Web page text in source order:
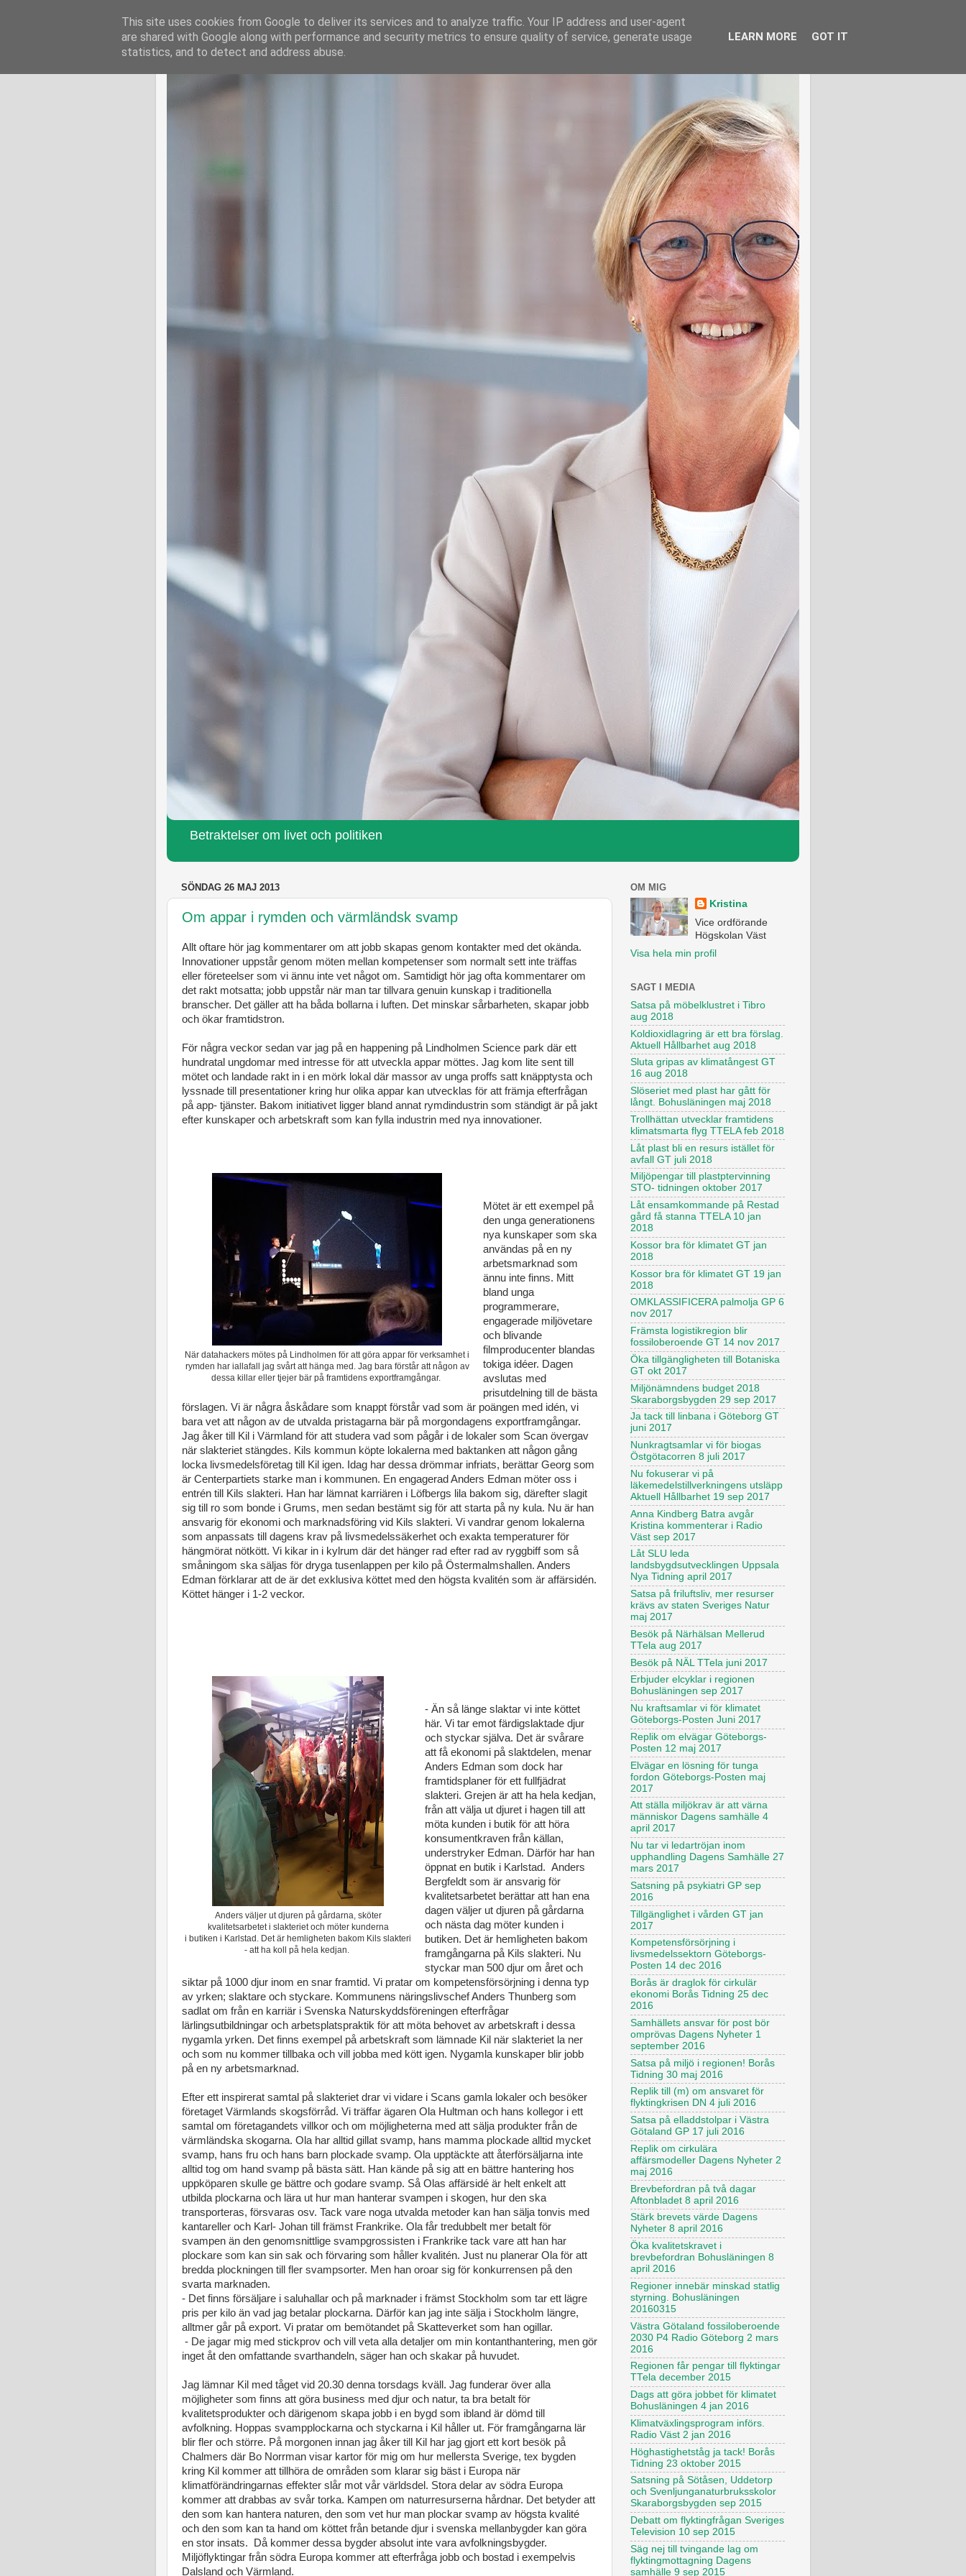
Betraktelser om livet och politiken
SÖNDAG 26 MAJ 2013
Om appar i rymden och värmländsk svamp
Allt oftare hör jag kommentarer om att jobb skapas genom kontakter med det okända.
Innovationer uppstår genom möten mellan kompetenser som normalt sett inte träffas
eller företeelser som vi ännu inte vet något om. Samtidigt hör jag ofta kommentarer om
det rakt motsatta; jobb uppstår när man tar tillvara genuin kunskap i traditionella
branscher. Det gäller att ha båda bollarna i luften. Det minskar sårbarheten, skapar jobb
och ökar framtidstron.
För några veckor sedan var jag på en happening på Lindholmen Science park där ett
hundratal ungdomar med intresse för att utveckla appar möttes. Jag kom lite sent till
mötet och landade rakt in i en mörk lokal där massor av unga proffs satt knäpptysta och
lyssnade till presentationer kring hur olika appar kan utvecklas för att främja efterfrågan
på app- tjänster. Bakom initiativet ligger bland annat rymdindustrin som ständigt är på jakt
efter kunskaper och arbetskraft som kan fylla industrin med nya innovationer.
När datahackers mötes på Lindholmen för att göra appar för verksamhet i
rymden har iallafall jag svårt att hänga med. Jag bara förstår att någon av
dessa killar eller tjejer bär på framtidens exportframgångar.
Mötet är ett exempel på
den unga generationens
nya kunskaper som ska
användas på en ny
arbetsmarknad som
ännu inte finns. Mitt
bland unga
programmerare,
engagerade miljövetare
och blivande
filmproducenter blandas
tokiga idéer. Dagen
avslutas med
prisutdelning till de bästa
förslagen. Vi är några åskådare som knappt förstår vad som är poängen med idén, vi
bara vet att någon av de utvalda pristagarna bär på morgondagens exportframgångar.
Jag åker till Kil i Värmland för att studera vad som pågår i de lokaler som Scan övergav
när slakteriet stängdes. Kils kommun köpte lokalerna med baktanken att någon gång
locka livsmedelsföretag till Kil igen. Idag har dessa drömmar infriats, berättar Georg som
är Centerpartiets starke man i kommunen. En engagerad Anders Edman möter oss i
entrén till Kils slakteri. Han har lämnat karriären i Löfbergs lila bakom sig, därefter slagit
sig till ro som bonde i Grums, men sedan bestämt sig för att starta på ny kula. Nu är han
ansvarig för ekonomi och marknadsföring vid Kils slakteri. Vi vandrar genom lokalerna
som anpassats till dagens krav på livsmedelssäkerhet och exakta temperaturer för
hängmörat nötkött. Vi kikar in i kylrum där det hänger rad efter rad av ryggbiff som så
småningom ska säljas för dryga tusenlappen per kilo på Östermalmshallen. Anders
Edman förklarar att de är det exklusiva köttet med den högsta kvalitén som är affärsidén.
Köttet hänger i 1-2 veckor.
Anders väljer ut djuren på gårdarna, sköter
kvalitetsarbetet i slakteriet och möter kunderna
i butiken i Karlstad. Det är hemligheten bakom Kils slakteri
- att ha koll på hela kedjan.
- Än så länge slaktar vi inte köttet
här. Vi tar emot färdigslaktade djur
och styckar själva. Det är svårare
att få ekonomi på slaktdelen, menar
Anders Edman som dock har
framtidsplaner för ett fullfjädrat
slakteri. Grejen är att ha hela kedjan,
från att välja ut djuret i hagen till att
möta kunden i butik för att höra
konsumentkraven från källan,
understryker Edman. Därför har han
öppnat en butik i Karlstad. Anders
Bergfeldt som är ansvarig för
kvalitetsarbetet berättar att han ena
dagen väljer ut djuren på gårdarna
och nästa dag möter kunden i
butiken. Det är hemligheten bakom
framgångarna på Kils slakteri. Nu
styckar man 500 djur om året och
siktar på 1000 djur inom en snar framtid. Vi pratar om kompetensförsörjning i denna typ
av yrken; slaktare och styckare. Kommunens näringslivschef Anders Thunberg som
sadlat om från en karriär i Svenska Naturskyddsföreningen efterfrågar
lärlingsutbildningar och arbetsplatspraktik för att möta behovet av arbetskraft i dessa
nygamla yrken. Det finns exempel på arbetskraft som lämnade Kil när slakteriet la ner
och som nu kommer tillbaka och vill jobba med kött igen. Nygamla kunskaper blir jobb
på en ny arbetsmarknad.
Efter ett inspirerat samtal på slakteriet drar vi vidare i Scans gamla lokaler och besöker
företaget Värmlands skogsförråd. Vi träffar ägaren Ola Hultman och hans kollegor i ett
samtal om företagandets villkor och om möjligheterna med att sälja produkter från de
värmländska skogarna. Ola har alltid gillat svamp, hans mamma plockade alltid mycket
svamp, hans fru och hans barn plockade svamp. Ola upptäckte att återförsäljarna inte
alltid tog om hand svamp på bästa sätt. Han kände på sig att en bättre hantering hos
uppköparen skulle ge bättre och godare svamp. Så Olas affärsidé är helt enkelt att
utbilda plockarna och lära ut hur man hanterar svampen i skogen, hur den ska
transporteras, försvaras osv. Tack vare noga utvalda metoder kan han sälja tonvis med
kantareller och Karl- Johan till främst Frankrike. Ola får tredubbelt mer betalt för
svampen än den genomsnittlige svampgrossisten i Frankrike tack vare att han har
plockare som kan sin sak och förvaring som håller kvalitén. Just nu planerar Ola för att
bredda plockningen till fler svampsorter. Men han oroar sig för konkurrensen på den
svarta marknaden.
- Det finns försäljare i saluhallar och på marknader i främst Stockholm som tar ett lägre
pris per kilo än vad jag betalar plockarna. Därför kan jag inte sälja i Stockholm längre,
alltmer går på export. Vi pratar om bemötandet på Skatteverket som han ogillar.
- De jagar mig med stickprov och vill veta alla detaljer om min kontanthantering, men gör
inget åt den omfattande svarthandeln, säger han och skakar på huvudet.
Jag lämnar Kil med tåget vid 20.30 denna torsdags kväll. Jag funderar över alla
möjligheter som finns att göra business med djur och natur, ta bra betalt för
kvalitetsprodukter och därigenom skapa jobb i en bygd som ibland är dömd till
avfolkning. Hoppas svampplockarna och styckarna i Kil håller ut. För framgångarna lär
blir fler och större. På morgonen innan jag åker till Kil har jag gjort ett kort besök på
Chalmers där Bo Norrman visar kartor för mig om hur mellersta Sverige, tex bygden
kring Kil kommer att tillhöra de områden som klarar sig bäst i Europa när
klimatförändringarnas effekter slår mot vår världsdel. Stora delar av södra Europa
kommer att drabbas av svår torka. Kampen om naturresurserna hårdnar. Det betyder att
den som kan hantera naturen, den som vet hur man plockar svamp av högsta kvalité
och den som kan ta hand om köttet från betande djur i svenska mellanbygder kan göra
en stor insats. Då kommer dessa bygder absolut inte vara avfolkningsbygder.
Miljöflyktingar från södra Europa kommer att efterfråga jobb och bostad i exempelvis
Dalsland och Värmland.
OM MIG
Kristina
Vice ordförande
Högskolan Väst
Visa hela min profil
SAGT I MEDIA
Satsa på möbelklustret i Tibro
aug 2018
Koldioxidlagring är ett bra förslag.
Aktuell Hållbarhet aug 2018
Sluta gripas av klimatångest GT
16 aug 2018
Slöseriet med plast har gått för
långt. Bohusläningen maj 2018
Trollhättan utvecklar framtidens
klimatsmarta flyg TTELA feb 2018
Låt plast bli en resurs istället för
avfall GT juli 2018
Miljöpengar till plastptervinning
STO- tidningen oktober 2017
Låt ensamkommande på Restad
gård få stanna TTELA 10 jan
2018
Kossor bra för klimatet GT jan
2018
Kossor bra för klimatet GT 19 jan
2018
OMKLASSIFICERA palmolja GP 6
nov 2017
Främsta logistikregion blir
fossiloberoende GT 14 nov 2017
Öka tillgängligheten till Botaniska
GT okt 2017
Miljönämndens budget 2018
Skaraborgsbygden 29 sep 2017
Ja tack till linbana i Göteborg GT
juni 2017
Nunkragtsamlar vi för biogas
Östgötacorren 8 juli 2017
Nu fokuserar vi på
läkemedelstillverkningens utsläpp
Aktuell Hållbarhet 19 sep 2017
Anna Kindberg Batra avgår
Kristina kommenterar i Radio
Väst sep 2017
Låt SLU leda
landsbygdsutvecklingen Uppsala
Nya Tidning april 2017
Satsa på friluftsliv, mer resurser
krävs av staten Sveriges Natur
maj 2017
Besök på Närhälsan Mellerud
TTela aug 2017
Besök på NÄL TTela juni 2017
Erbjuder elcyklar i regionen
Bohusläningen sep 2017
Nu kraftsamlar vi för klimatet
Göteborgs-Posten Juni 2017
Replik om elvägar Göteborgs-
Posten 12 maj 2017
Elvägar en lösning för tunga
fordon Göteborgs-Posten maj
2017
Att ställa miljökrav är att värna
människor Dagens samhälle 4
april 2017
Nu tar vi ledartröjan inom
upphandling Dagens Samhälle 27
mars 2017
Satsning på psykiatri GP sep
2016
Tillgänglighet i vården GT jan
2017
Kompetensförsörjning i
livsmedelssektorn Göteborgs-
Posten 14 dec 2016
Borås är draglok för cirkulär
ekonomi Borås Tidning 25 dec
2016
Samhällets ansvar för post bör
omprövas Dagens Nyheter 1
september 2016
Satsa på miljö i regionen! Borås
Tidning 30 maj 2016
Replik till (m) om ansvaret för
flyktingkrisen DN 4 juli 2016
Satsa på elladdstolpar i Västra
Götaland GP 17 juli 2016
Replik om cirkulära
affärsmodeller Dagens Nyheter 2
maj 2016
Brevbefordran på två dagar
Aftonbladet 8 april 2016
Stärk brevets värde Dagens
Nyheter 8 april 2016
Öka kvalitetskravet i
brevbefordran Bohusläningen 8
april 2016
Regioner innebär minskad statlig
styrning. Bohusläningen
20160315
Västra Götaland fossiloberoende
2030 P4 Radio Göteborg 2 mars
2016
Regionen får pengar till flyktingar
TTela december 2015
Dags att göra jobbet för klimatet
Bohusläningen 4 jan 2016
Klimatväxlingsprogram införs.
Radio Väst 2 jan 2016
Höghastighetståg ja tack! Borås
Tidning 23 oktober 2015
Satsning på Sötåsen, Uddetorp
och Svenljunganaturbruksskolor
Skaraborgsbygden sep 2015
Debatt om flyktingfrågan Sveriges
Television 10 sep 2015
Säg nej till tvingande lag om
flyktingmottagning Dagens
samhälle 9 sep 2015
This site uses cookies from Google to deliver its services and to analyze traffic. Your IP address and user-agent
are shared with Google along with performance and security metrics to ensure quality of service, generate usage
statistics, and to detect and address abuse.
LEARN MORE GOT IT